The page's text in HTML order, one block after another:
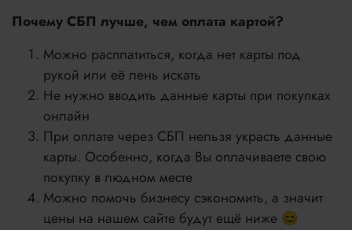
Почему СБП лучше, чем оплата картой?
Можно расплатиться, когда нет карты под
рукой или её лень искать
Не нужно вводить данные карты при покупках
онлайн
При оплате через СБП нельзя украсть данные
карты. Особенно, когда Вы оплачиваете свою
покупку в людном месте
Можно помочь бизнесу сэкономить, а значит
цены на нашем сайте будут ещё ниже 😊